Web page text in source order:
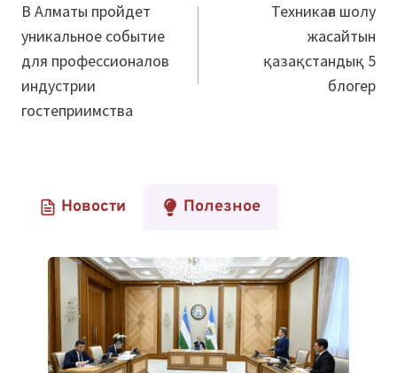
по
записям
В Алматы пройдет
уникальное событие
для профессионалов
индустрии
гостеприимства
Техникаға шолу
жасайтын
қазақстандық 5
блогер
Новости Полезное